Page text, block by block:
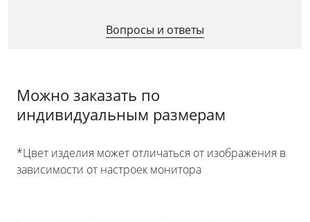
Вопросы и ответы
Можно заказать по
индивидуальным размерам
*Цвет изделия может отличаться от изображения в
зависимости от настроек монитора